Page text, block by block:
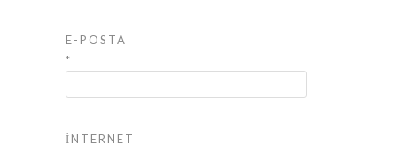
E-POSTA
*
İNTERNET